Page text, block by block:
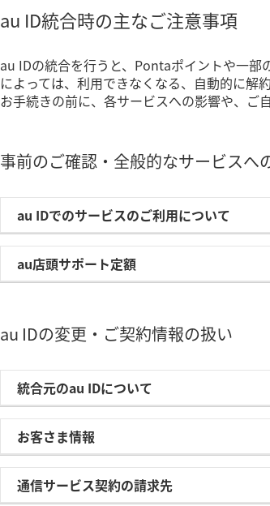
au ID統合時の主なご注意事項
au IDの統合を行うと、Pontaポイントや一部
によっては、利用できなくなる、自動的に解
お手続きの前に、各サービスへの影響や、ご
事前のご確認・全般的なサービスへ
au IDでのサービスのご利用について
au店頭サポート定額
au IDの変更・ご契約情報の扱い
統合元のau IDについて
お客さま情報
通信サービス契約の請求先